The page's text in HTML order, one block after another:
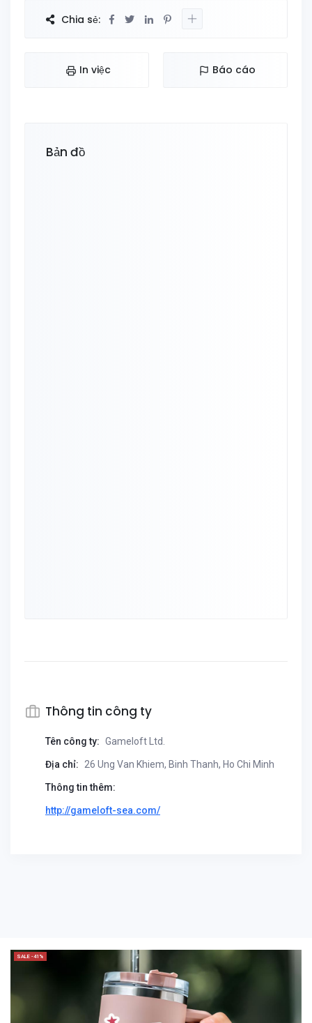
Chia sẻ:
In việc Báo cáo
Bản đồ
Thông tin công ty
Tên công ty: Gameloft Ltd.
Địa chỉ: 26 Ung Van Khiem, Binh Thanh, Ho Chi Minh
Thông tin thêm:
http://gameloft-sea.com/
SALE -41%